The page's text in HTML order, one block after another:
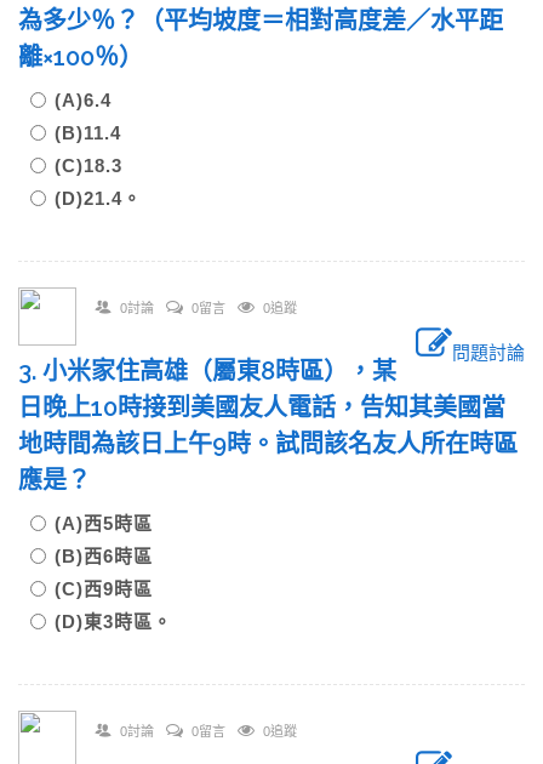
為多少％？（平均坡度＝相對高度差／水平距
離×100％）
(A)6.4
(B)11.4
(C)18.3
(D)21.4。
0討論 0留言 0追蹤
問題討論
3. 小米家住高雄（屬東8時區），某
日晚上10時接到美國友人電話，告知其美國當
地時間為該日上午9時。試問該名友人所在時區
應是？
(A)西5時區
(B)西6時區
(C)西9時區
(D)東3時區。
0討論 0留言 0追蹤